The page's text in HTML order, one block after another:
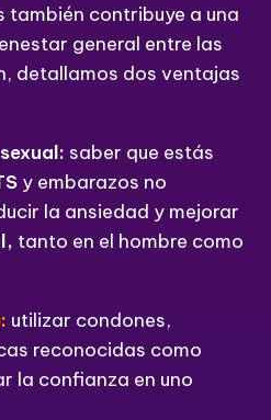
también contribuye a una
general entre las
detallamos dos ventajas
saber que estás
y embarazos no
la ansiedad y mejorar
tanto en el hombre como
utilizar condones,
reconocidas como
la confianza en uno